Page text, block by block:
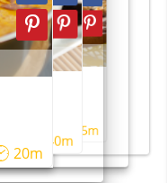
20m
40m
55m